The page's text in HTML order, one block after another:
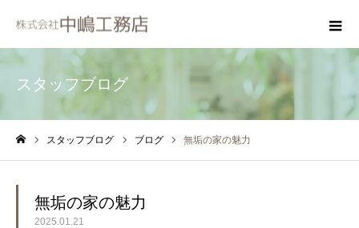
スタッフブログ
スタッフブログ ブログ 無垢の家の魅力
無垢の家の魅力
2025.01.21